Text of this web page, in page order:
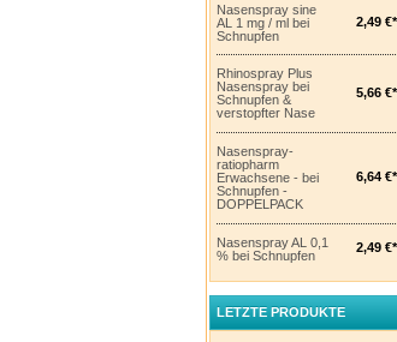
Nasenspray sine
AL 1 mg / ml bei
Schnupfen
2,49 €*
Rhinospray Plus
Nasenspray bei
Schnupfen &
verstopfter Nase
5,66 €*
Nasenspray-
ratiopharm
Erwachsene - bei
Schnupfen -
DOPPELPACK
6,64 €*
Nasenspray AL 0,1
% bei Schnupfen
2,49 €*
LETZTE PRODUKTE